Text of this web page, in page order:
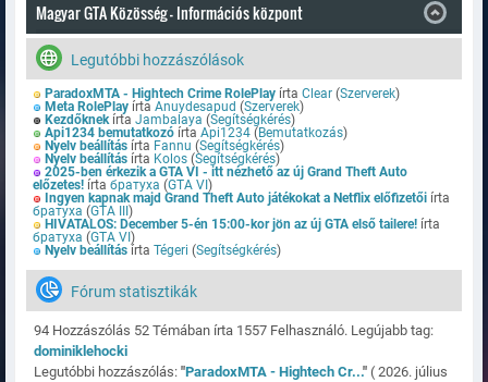
Magyar GTA Közösség - Információs központ
Legutóbbi hozzászólások
ParadoxMTA - Hightech Crime RolePlay írta Clear (Szerverek)
Meta RolePlay írta Anuydesapud (Szerverek)
Kezdőknek írta Jambalaya (Segítségkérés)
Api1234 bemutatkozó írta Api1234 (Bemutatkozás)
Nyelv beállítás írta Fannu (Segítségkérés)
Nyelv beállítás írta Kolos (Segítségkérés)
2025-ben érkezik a GTA VI - itt nézhető az új Grand Theft Auto
előzetes! írta братуха (GTA VI )
Ingyen kapnak majd Grand Theft Auto játékokat a Netflix előfizetői írta
братуха (GTA III )
HIVATALOS: December 5-én 15:00-kor jön az új GTA első tailere! írta
братуха (GTA VI )
Nyelv beállítás írta Tégeri (Segítségkérés)
Fórum statisztikák
94 Hozzászólás 52 Témában írta 1557 Felhasználó. Legújabb tag:
dominiklehocki
Legutóbbi hozzászólás: "ParadoxMTA - Hightech Cr..."( 2026. július